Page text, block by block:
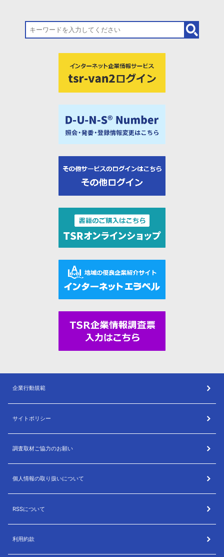
企業行動規範
サイトポリシー
調査取材ご協力のお願い
個人情報の取り扱いについて
RSSについて
利用約款